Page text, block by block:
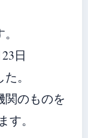
日
。
関のものを
す。